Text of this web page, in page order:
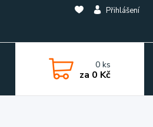
Přihlášení
0 ks
za 0 Kč